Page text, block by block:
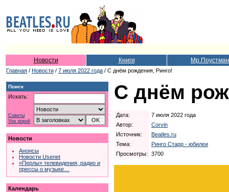
Новости Книги Мр.Поустман
Главная / Новости / 7 июля 2022 года / С днём рождения, Ринго!
Поиск
Искать:
Советы
Vox populi
Новости
Анонсы
Новости Usenet
«Перлы» телевидения, радио и
прессы о музыке…
Календарь
С днём
Дата:
7 июля 2022 года
Автор:
Corvin
Источник:
Beatles.ru
Тема:
Ринго Старр - юбилеи
Просмотры:
3700